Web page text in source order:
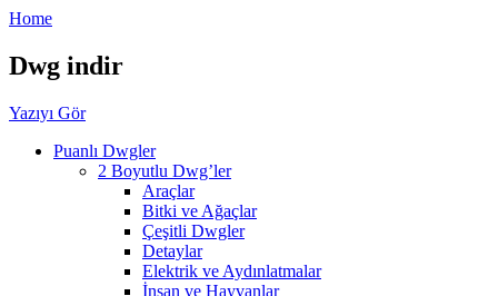
Home
Dwg indir
Yazıyı Gör
Puanlı Dwgler
2 Boyutlu Dwg’ler
Araçlar
Bitki ve Ağaçlar
Çeşitli Dwgler
Detaylar
Elektrik ve Aydınlatmalar
İnsan ve Hayvanlar